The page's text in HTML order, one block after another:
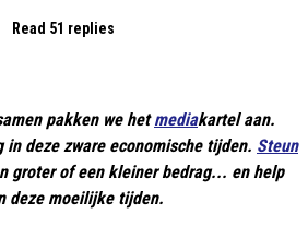
Read 51 replies
pakken we hetmediakartel aan.
deze zware economische tijden. Steun
groter of een kleiner bedrag... en help
deze moeilijke tijden.